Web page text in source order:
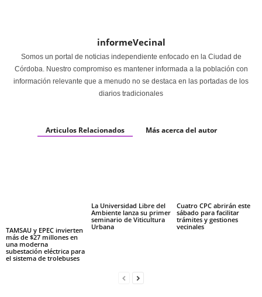
informeVecinal
Somos un portal de noticias independiente enfocado en la Ciudad de
Córdoba. Nuestro compromiso es mantener informada a la población con
información relevante que a menudo no se destaca en las portadas de los
diarios tradicionales
Articulos Relacionados Más acerca del autor
TAMSAU y EPEC invierten
más de $27 millones en
una moderna
subestación eléctrica para
el sistema de trolebuses
La Universidad Libre del
Ambiente lanza su primer
seminario de Viticultura
Urbana
Cuatro CPC abrirán este
sábado para facilitar
trámites y gestiones
vecinales